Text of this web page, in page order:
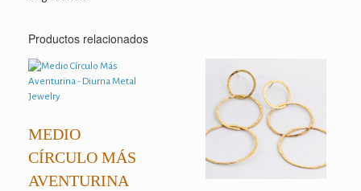
Productos relacionados
MEDIO
CÍRCULO MÁS
AVENTURINA